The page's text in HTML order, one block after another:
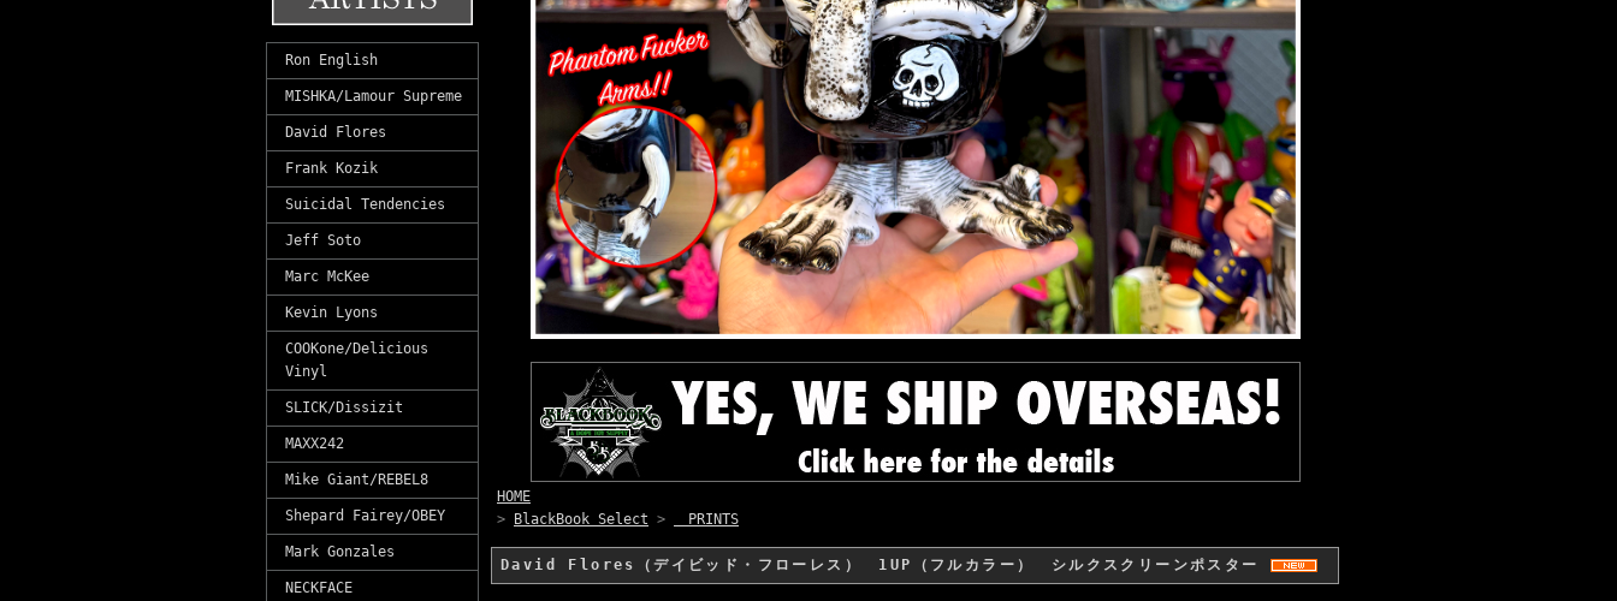
Ron English
MISHKA/Lamour Supreme
David Flores
Frank Kozik
Suicidal Tendencies
Jeff Soto
Marc McKee
Kevin Lyons
COOKone/Delicious
Vinyl
SLICK/Dissizit
MAXX242
Mike Giant/REBEL8
Shepard Fairey/OBEY
Mark Gonzales
NECKFACE
HOME
>
BlackBook Select > PRINTS
David Flores（デイビッド・フローレス） 1UP（フルカラー） シルクスクリーンポスター